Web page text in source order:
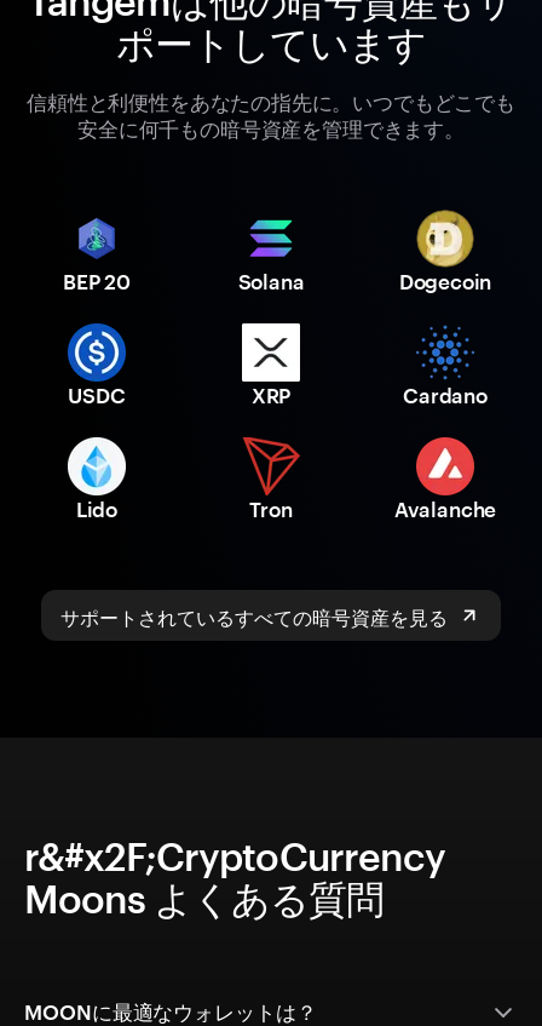
ポートしています
信頼性と利便性をあなたの指先に。いつでもどこでも
安全に何千もの暗号資産を管理できます。
BEP 20 Solana Dogecoin
USDC XRP Cardano
Lido Tron Avalanche
サポートされているすべての暗号資産を見る
r&#x2F;CryptoCurrency
Moons よくある質問
MOONに最適なウォレットは？